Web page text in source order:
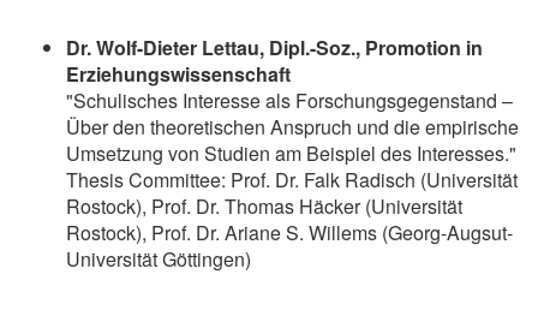
Dr. Wolf-Dieter Lettau, Dipl.-Soz., Promotion in
Erziehungswissenschaft
"Schulisches Interesse als Forschungsgegenstand –
Über den theoretischen Anspruch und die empirische
Umsetzung von Studien am Beispiel des Interesses."
Thesis Committee: Prof. Dr. Falk Radisch (Universität
Rostock), Prof. Dr. Thomas Häcker (Universität
Rostock), Prof. Dr. Ariane S. Willems (Georg-Augsut-
Universität Göttingen)